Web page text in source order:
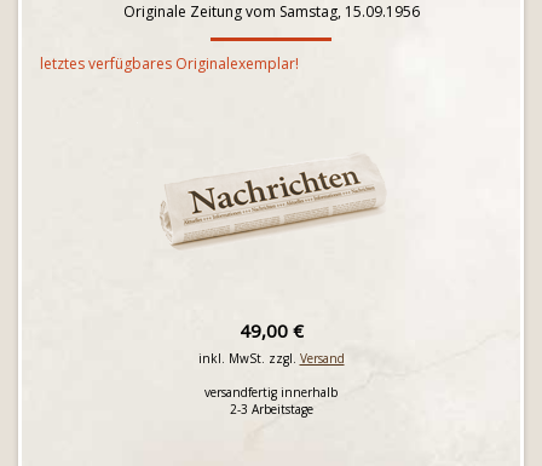
Originale Zeitung vom Samstag, 15.09.1956
letztes verfügbares Originalexemplar!
49,00 €
inkl. MwSt. zzgl. Versand
versandfertig innerhalb
2-3 Arbeitstage